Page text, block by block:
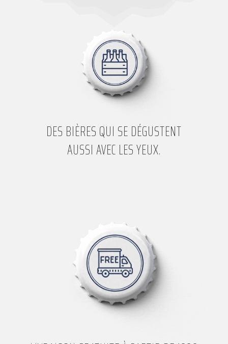
DES BIÈRES QUI SE DÉGUSTENT
AUSSI AVEC LES YEUX.